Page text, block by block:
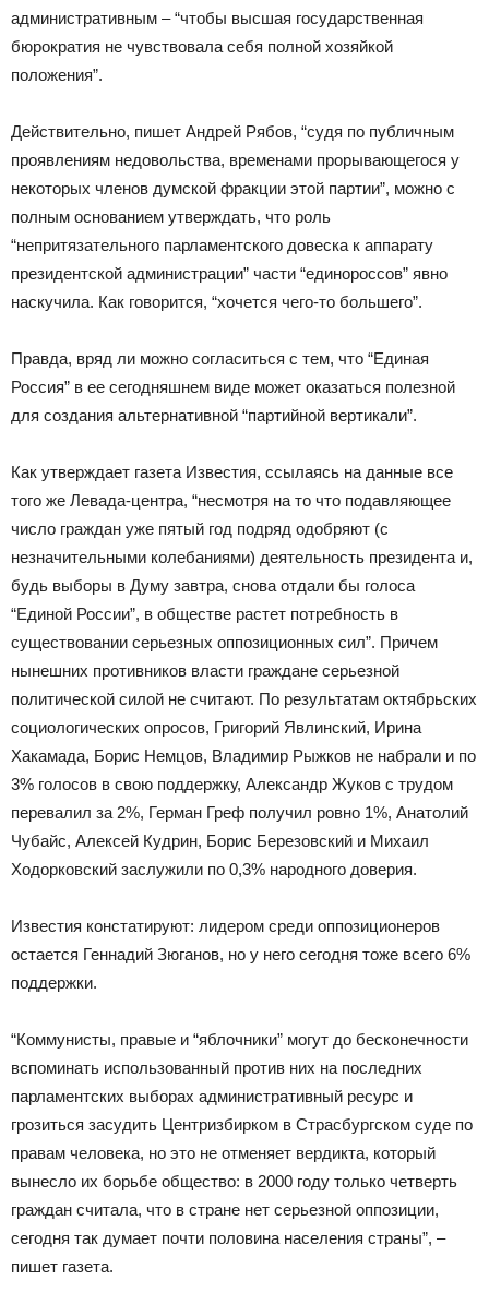
административным – “чтобы высшая государственная
бюрократия не чувствовала себя полной хозяйкой
положения”.
Действительно, пишет Андрей Рябов, “судя по публичным
проявлениям недовольства, временами прорывающегося у
некоторых членов думской фракции этой партии”, можно с
полным основанием утверждать, что роль
“непритязательного парламентского довеска к аппарату
президентской администрации” части “единороссов” явно
наскучила. Как говорится, “хочется чего-то большего”.
Правда, вряд ли можно согласиться с тем, что “Единая
Россия” в ее сегодняшнем виде может оказаться полезной
для создания альтернативной “партийной вертикали”.
Как утверждает газета Известия, ссылаясь на данные все
того же Левада-центра, “несмотря на то что подавляющее
число граждан уже пятый год подряд одобряют (с
незначительными колебаниями) деятельность президента и,
будь выборы в Думу завтра, снова отдали бы голоса
“Единой России”, в обществе растет потребность в
существовании серьезных оппозиционных сил”. Причем
нынешних противников власти граждане серьезной
политической силой не считают. По результатам октябрьских
социологических опросов, Григорий Явлинский, Ирина
Хакамада, Борис Немцов, Владимир Рыжков не набрали и по
3% голосов в свою поддержку, Александр Жуков с трудом
перевалил за 2%, Герман Греф получил ровно 1%, Анатолий
Чубайс, Алексей Кудрин, Борис Березовский и Михаил
Ходорковский заслужили по 0,3% народного доверия.
Известия констатируют: лидером среди оппозиционеров
остается Геннадий Зюганов, но у него сегодня тоже всего 6%
поддержки.
“Коммунисты, правые и “яблочники” могут до бесконечности
вспоминать использованный против них на последних
парламентских выборах административный ресурс и
грозиться засудить Центризбирком в Страсбургском суде по
правам человека, но это не отменяет вердикта, который
вынесло их борьбе общество: в 2000 году только четверть
граждан считала, что в стране нет серьезной оппозиции,
сегодня так думает почти половина населения страны”, –
пишет газета.